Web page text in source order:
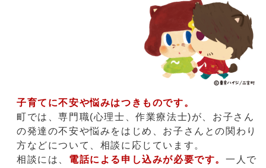
子育てに不安や悩みはつきものです。
町では、専門職(心理士、作業療法士)が、お子さん
の発達の不安や悩みをはじめ、お子さんとの関わり
方などについて、相談に応じています。
相談には、 電話による申し込みが必要です。 一人で